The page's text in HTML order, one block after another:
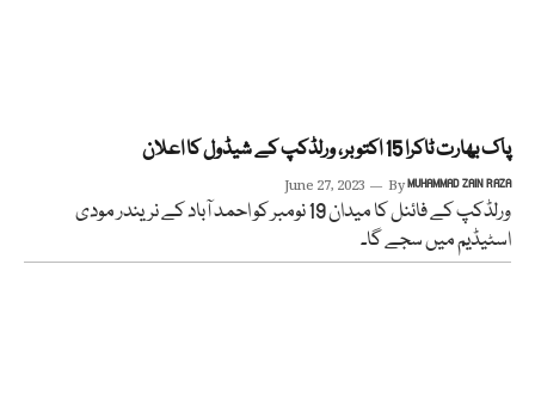
پاک بھارت ٹاکرا 15 اکتوبر، ورلڈکپ کے شیڈول کا اعلان
June 27, 2023 ByMUHAMMAD ZAIN RAZA
ورلڈکپ کے فائنل کا میدان 19 نومبر کو احمد آباد کے نریندر مودی
اسٹیڈیم میں سجے گا۔